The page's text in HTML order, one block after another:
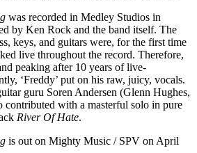
was recorded in Medley Studios in
by Ken Rock and the band itself. The
keys, and guitars were, for the first time
live throughout the record. Therefore,
peaking after 10 years of live-
‘Freddy’ put on his raw, juicy, vocals.
guru Soren Andersen (Glenn Hughes,
contributed with a masterful solo in pure
River Of Hate.
is out on Mighty Music / SPV on April